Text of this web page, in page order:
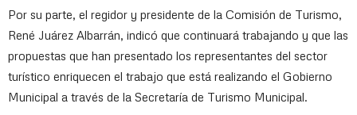
Por su parte, el regidor y presidente de la Comisión de Turismo,
René Juárez Albarrán, indicó que continuará trabajando y que las
propuestas que han presentado los representantes del sector
turístico enriquecen el trabajo que está realizando el Gobierno
Municipal a través de la Secretaría de Turismo Municipal.